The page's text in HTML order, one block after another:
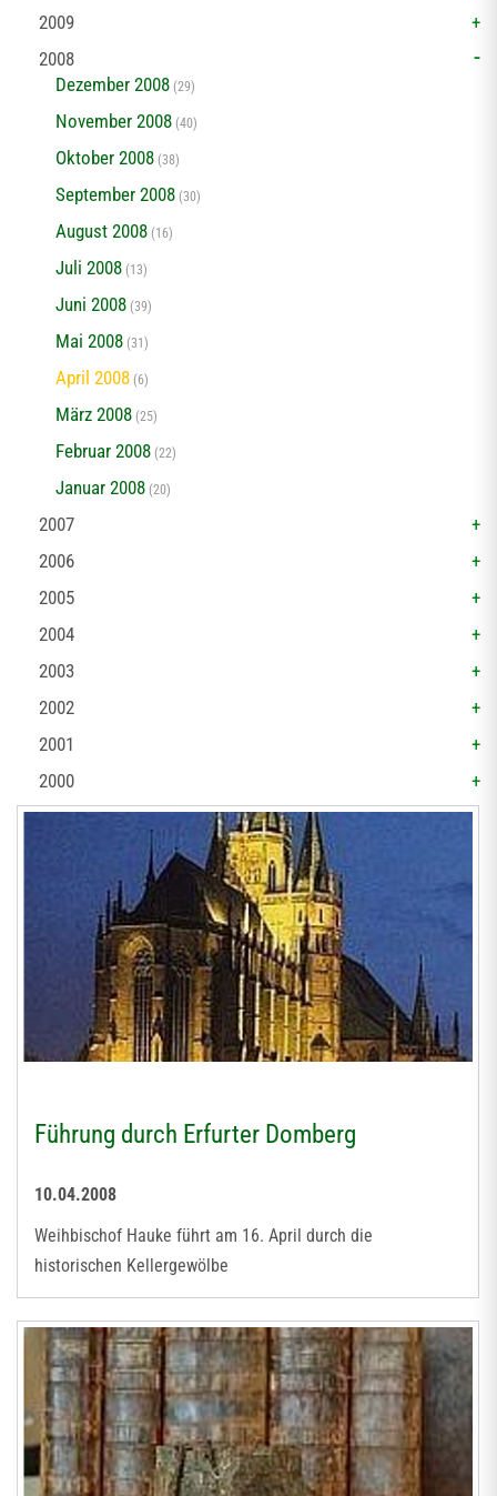
2009
2008
Dezember 2008 (29)
November 2008 (40)
Oktober 2008 (38)
September 2008 (30)
August 2008 (16)
Juli 2008 (13)
Juni 2008 (39)
Mai 2008 (31)
April 2008 (6)
März 2008 (25)
Februar 2008 (22)
Januar 2008 (20)
2007
2006
2005
2004
2003
2002
2001
2000
Führung durch Erfurter Domberg
10.04.2008
Weihbischof Hauke führt am 16. April durch die
historischen Kellergewölbe